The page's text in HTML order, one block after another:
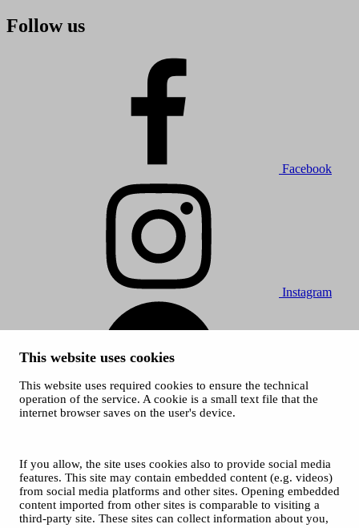
This website uses cookies
This website uses required cookies to ensure the technical
operation of the service. A cookie is a small text file that the
internet browser saves on the user's device.
If you allow, the site uses cookies also to provide social media
features. This site may contain embedded content (e.g. videos)
from social media platforms and other sites. Opening embedded
content imported from other sites is comparable to visiting a
third-party site. These sites can collect information about you,
Follow us
Facebook
Instagram
Cookies
Privacy policies